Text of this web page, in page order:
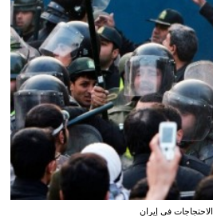
الاحتجاجات في إيران